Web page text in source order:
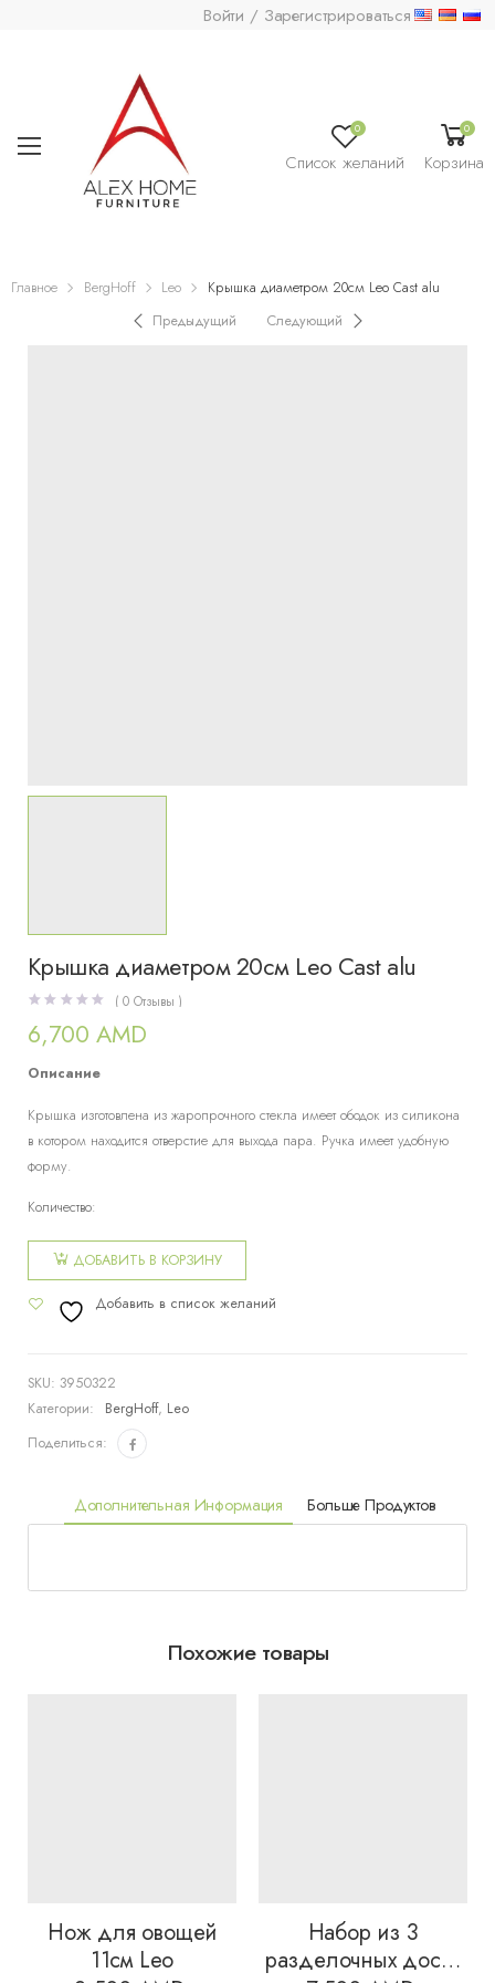
Войти / Зарегистрироваться
0
Список желаний
0
Корзина
Главное BergHoff Leo
Крышка диаметром 20см Leo Cast alu
Предыдущий
Следующий
Крышка диаметром 20см Leo Cast alu
(0 Отзывы )
6,700 AMD
Описание
Крышка изготовлена из жаропрочного стекла имеет ободок из силикона
в котором находится отверстие для выхода пара. Ручка имеет удобную
форму.
Количество:
товара
Крышка
диаметром
ДОБАВИТЬ В КОРЗИНУ
Добавить в список желаний
SKU: 3950322
Категории:
BergHoff, Leo
Поделиться:
Дополнительная Информация Больше Продуктов
Похожие товары
Нож для овощей
11см Leo
Набор из 3
разделочных досок